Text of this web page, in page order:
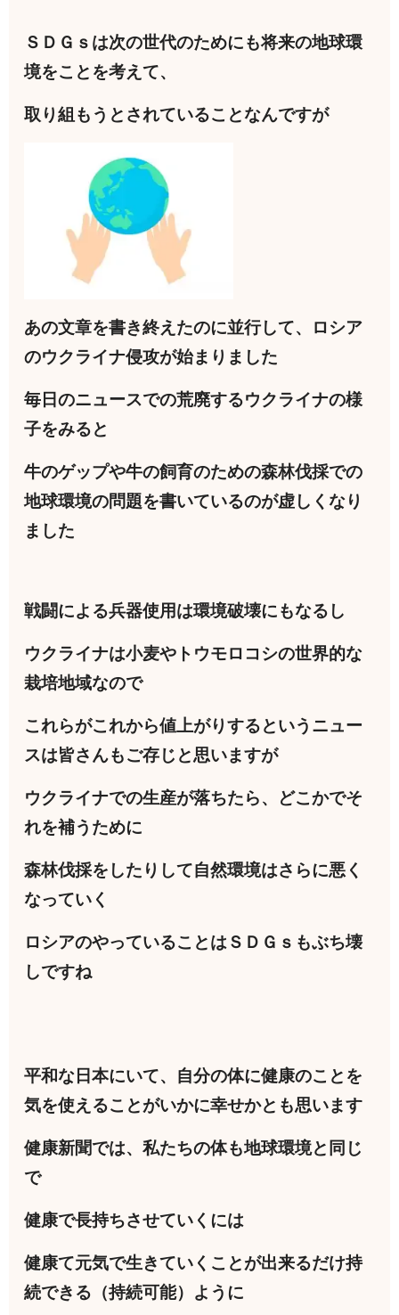
ＳＤＧｓは次の世代のためにも将来の地球環
境をことを考えて、
取り組もうとされていることなんですが
あの文章を書き終えたのに並行して、ロシア
のウクライナ侵攻が始まりました
毎日のニュースでの荒廃するウクライナの様
子をみると
牛のゲップや牛の飼育のための森林伐採での
地球環境の問題を書いているのが虚しくなり
ました
戦闘による兵器使用は環境破壊にもなるし
ウクライナは小麦やトウモロコシの世界的な
栽培地域なので
これらがこれから値上がりするというニュー
スは皆さんもご存じと思いますが
ウクライナでの生産が落ちたら、どこかでそ
れを補うために
森林伐採をしたりして自然環境はさらに悪く
なっていく
ロシアのやっていることはＳＤＧｓもぶち壊
しですね
平和な日本にいて、自分の体に健康のことを
気を使えることがいかに幸せかとも思います
健康新聞では、私たちの体も地球環境と同じ
で
健康で長持ちさせていくには
健康て元気で生きていくことが出来るだけ持
続できる（持続可能）ように